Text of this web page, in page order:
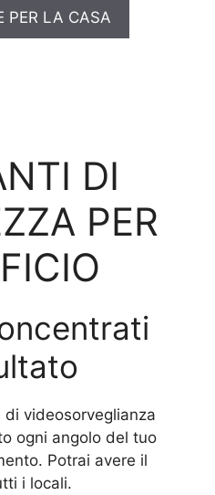
PER LA CASA
DI
PER
videosorveglianza
ogni angolo del tuo
Potrai avere il
i locali.